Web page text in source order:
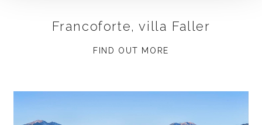
Francoforte, villa Faller
FIND OUT MORE